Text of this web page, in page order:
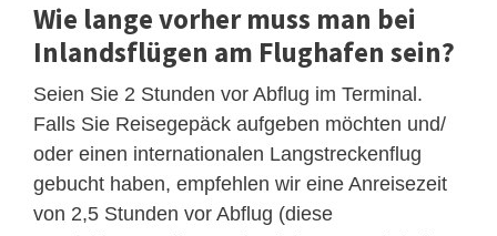
Wie lange vorher muss man bei
Inlandsflügen am Flughafen sein?
Seien Sie 2 Stunden vor Abflug im Terminal.
Falls Sie Reisegepäck aufgeben möchten und/
oder einen internationalen Langstreckenflug
gebucht haben, empfehlen wir eine Anreisezeit
von 2,5 Stunden vor Abflug (diese